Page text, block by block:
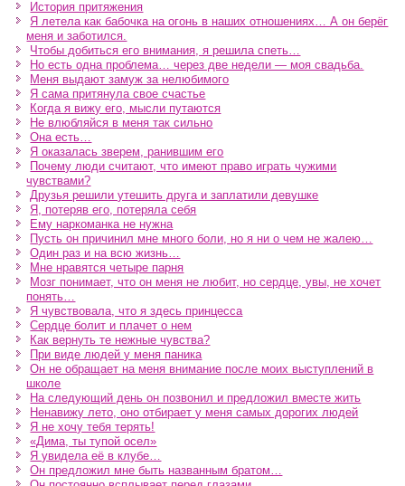
История притяжения
Я летела как бабочка на огонь в наших отношениях… А он берёг
меня и заботился.
Чтобы добиться его внимания, я решила спеть…
Но есть одна проблема… через две недели — моя свадьба.
Меня выдают замуж за нелюбимого
Я сама притянула свое счастье
Когда я вижу его, мысли путаются
Не влюбляйся в меня так сильно
Она есть…
Я оказалась зверем, ранившим его
Почему люди считают, что имеют право играть чужими
чувствами?
Друзья решили утешить друга и заплатили девушке
Я, потеряв его, потеряла себя
Ему наркоманка не нужна
Пусть он причинил мне много боли, но я ни о чем не жалею…
Один раз и на всю жизнь…
Мне нравятся четыре парня
Мозг понимает, что он меня не любит, но сердце, увы, не хочет
понять…
Я чувствовала, что я здесь принцесса
Сердце болит и плачет о нем
Как вернуть те нежные чувства?
При виде людей у меня паника
Он не обращает на меня внимание после моих выступлений в
школе
На следующий день он позвонил и предложил вместе жить
Ненавижу лето, оно отбирает у меня самых дорогих людей
Я не хочу тебя терять!
«Дима, ты тупой осел»
Я увидела её в клубе…
Он предложил мне быть названным братом…